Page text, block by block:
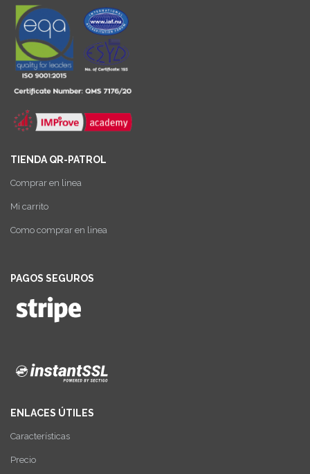
TIENDA QR-PATROL
Comprar en linea
Mi carrito
Como comprar en linea
PAGOS SEGUROS
ENLACES ÚTILES
Características
Precio